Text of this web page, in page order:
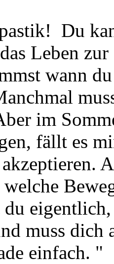
Du
Leben
wann
im
fällt es
du
muss dich
einfach. "